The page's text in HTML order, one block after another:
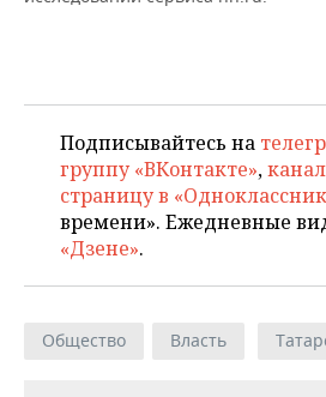
Подписывайтесь на
группу «ВКонтакте»,
страницу в
времени». Ежедневные
«Дзене».
Общество Власть